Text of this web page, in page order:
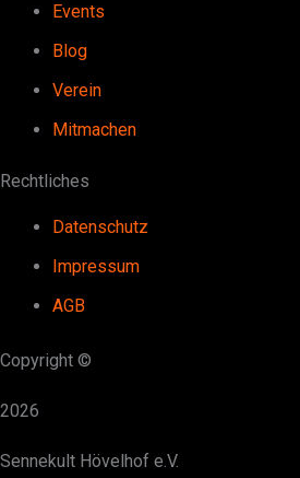
Events
Blog
Verein
Mitmachen
Rechtliches
Datenschutz
Impressum
AGB
Copyright ©
2026
Sennekult Hövelhof e.V.